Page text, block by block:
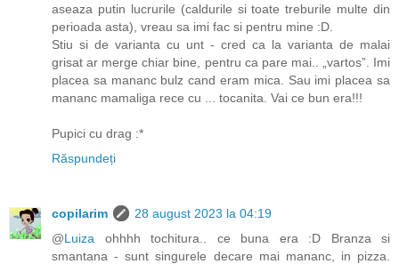
aseaza putin lucrurile (caldurile si toate treburile multe din
perioada asta), vreau sa imi fac si pentru mine :D.
Stiu si de varianta cu unt - cred ca la varianta de malai
grisat ar merge chiar bine, pentru ca pare mai.. „vartos”. Imi
placea sa mananc bulz cand eram mica. Sau imi placea sa
mananc mamaliga rece cu ... tocanita. Vai ce bun era!!!
Pupici cu drag :*
Răspundeți
copilarim
28 august 2023 la 04:19
@Luiza ohhhh tochitura.. ce buna era :D Branza si
smantana - sunt singurele decare mai mananc, in pizza.